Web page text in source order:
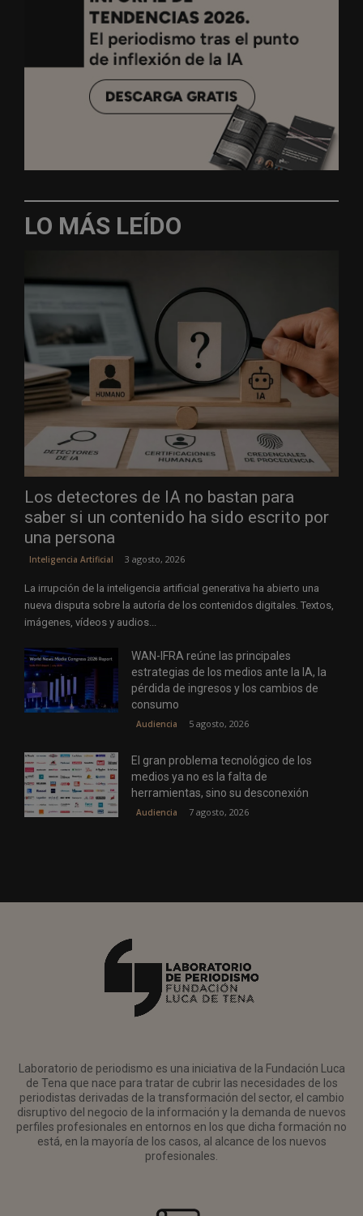
LO MÁS LEÍDO
Los detectores de IA no bastan para
saber si un contenido ha sido escrito por
una persona
Inteligencia Artificial 3 agosto, 2026
La irrupción de la inteligencia artificial generativa ha abierto una
nueva disputa sobre la autoría de los contenidos digitales. Textos,
imágenes, vídeos y audios...
WAN-IFRA reúne las principales
estrategias de los medios ante la IA, la
pérdida de ingresos y los cambios de
consumo
Audiencia 5 agosto, 2026
El gran problema tecnológico de los
medios ya no es la falta de
herramientas, sino su desconexión
Audiencia 7 agosto, 2026
Laboratorio de periodismo es una iniciativa de la Fundación Luca
de Tena que nace para tratar de cubrir las necesidades de los
periodistas derivadas de la transformación del sector, el cambio
disruptivo del negocio de la información y la demanda de nuevos
perfiles profesionales en entornos en los que dicha formación no
está, en la mayoría de los casos, al alcance de los nuevos
profesionales.